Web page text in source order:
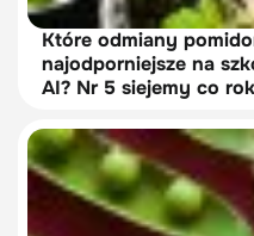
Które odmiany
najodporniejsze na
AI? Nr 5 siejemy co